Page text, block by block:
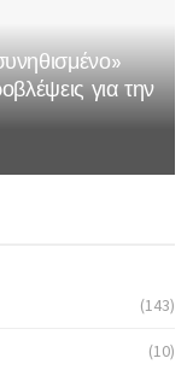
για την
(143)
(10)